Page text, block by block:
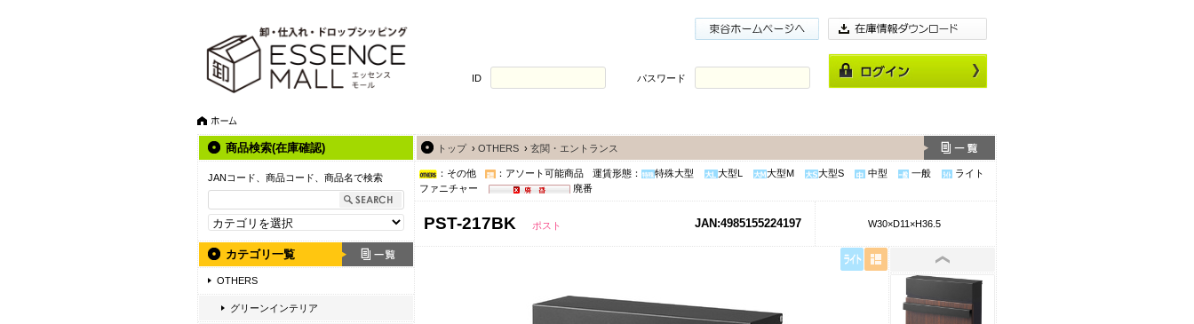
ID パスワード
商品検索(在庫確認)
JANコード、商品コード、商品名で検索
カテゴリ一覧
OTHERS
グリーンインテリア
トップ› OTHERS › 玄関・エントランス
：その他 ：アソート可能商品 運賃形態： 特殊大型 大型L 大型M 大型S 中型 一般
ライト
ファニチャー
廃番
PST-217BK ポスト JAN:4985155224197 W30×D11×H36.5